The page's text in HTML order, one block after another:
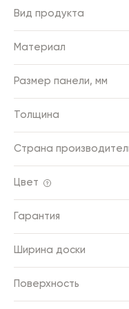
Вид продукта
Материал
Размер панели, мм
Толщина
Страна
Цвет
Гарантия
Ширина доски
Поверхность